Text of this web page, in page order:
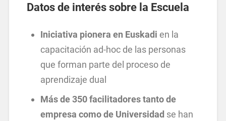
Datos de interés sobre la Escuela
Iniciativa pionera en Euskadi en la
capacitación ad-hoc de las personas
que forman parte del proceso de
aprendizaje dual
Más de 350 facilitadores tanto de
empresa como de Universidad se han